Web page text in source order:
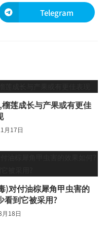
Telegram
莲成长与产果或有更佳
月17日
对付油棕犀角甲虫害的
看到它被采用?
18日